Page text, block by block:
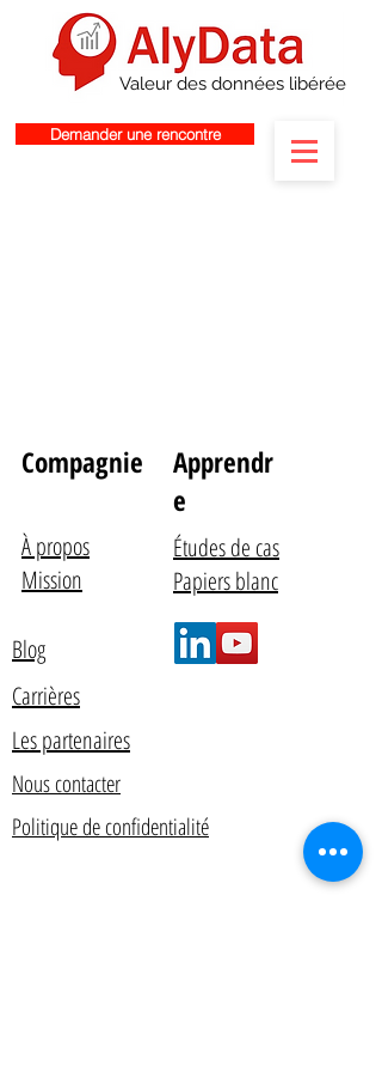
Valeur des données libérée
Demander une rencontre
Compagnie
Apprendr
e
À propos
Études de cas
Mission
Papiers blanc
Blog
Carrières
Les partenaires
Nous contacter
Politique de confidentialité